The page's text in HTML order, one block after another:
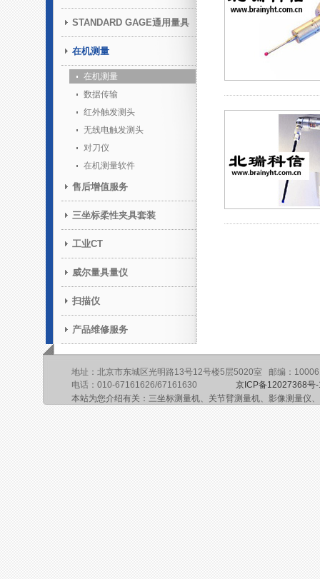
STANDARD GAGE通用量具
在机测量
在机测量
数据传输
红外触发测头
无线电触发测头
对刀仪
在机测量软件
售后增值服务
三坐标柔性夹具套装
工业CT
威尔量具量仪
扫描仪
产品维修服务
地址：北京市东城区光明路13号12号楼5层5020室 邮编：
电话：010-67161626/67161630 京ICP备12027368号
本站为您介绍有关：三坐标测量机、关节臂测量机、影像测量仪